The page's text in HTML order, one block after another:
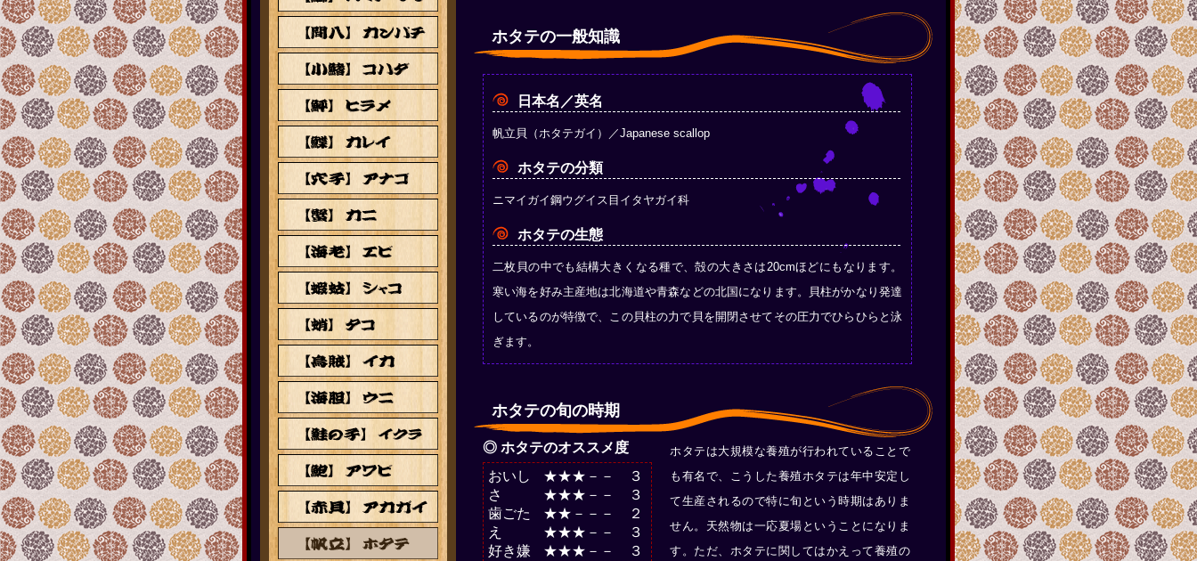
ホタテの一般知識
日本名／英名
帆立貝（ホタテガイ）／Japanese scallop
ホタテの分類
ニマイガイ鋼ウグイス目イタヤガイ科
ホタテの生態
二枚貝の中でも結構大きくなる種で、殻の大きさは20cmほどにもなります。
寒い海を好み主産地は北海道や青森などの北国になります。貝柱がかなり発達
しているのが特徴で、この貝柱の力で貝を開閉させてその圧力でひらひらと泳
ぎます。
ホタテの旬の時期
◎ ホタテのオススメ度
おいし
さ
歯ごた
え
好き嫌
★★★－－ ３
★★★－－ ３
★★－－－ ２
★★★－－ ３
★★★－－ ３
ホタテは大規模な養殖が行われていることで
も有名で、こうした養殖ホタテは年中安定し
て生産されるので特に旬という時期はありま
せん。天然物は一応夏場ということになりま
す。ただ、ホタテに関してはかえって養殖の